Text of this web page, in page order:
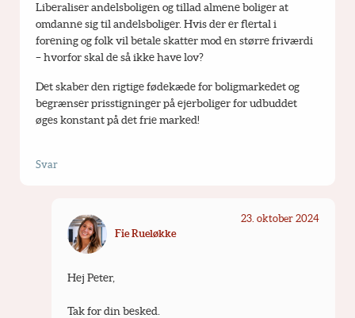
Liberaliser andelsboligen og tillad almene boliger at
omdanne sig til andelsboliger. Hvis der er flertal i
forening og folk vil betale skatter mod en større friværdi
– hvorfor skal de så ikke have lov?
Det skaber den rigtige fødekæde for boligmarkedet og
begrænser prisstigninger på ejerboliger for udbuddet
øges konstant på det frie marked!
Svar
Fie Rueløkke
23. oktober 2024
Hej Peter,
Tak for din besked.